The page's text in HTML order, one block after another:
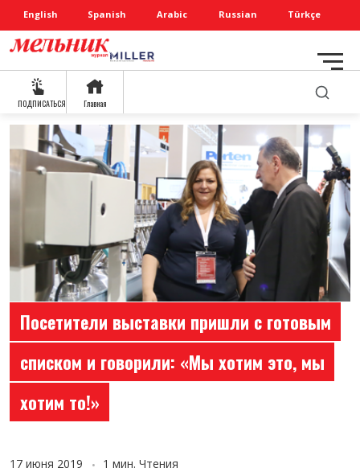
English Spanish Arabic Russian Türkçe
ПОДПИСАТЬСЯ Главная
Посетители выставки пришли с готовым
списком и говорили: «Мы хотим это, мы
хотим то!»
17 июня 2019 1 мин. Чтения